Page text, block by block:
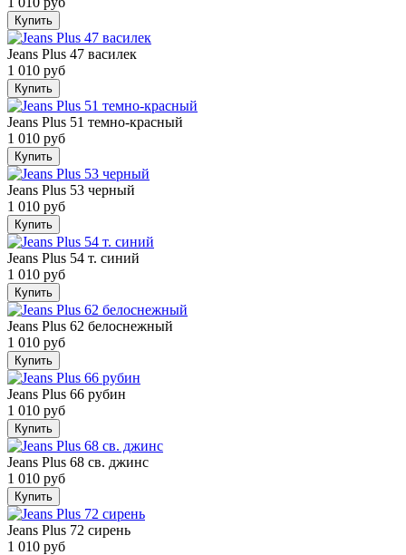
Купить
Jeans Plus 47 василек
1 010 руб
Купить
Jeans Plus 51 темно-красный
1 010 руб
Купить
Jeans Plus 53 черный
1 010 руб
Купить
Jeans Plus 54 т. синий
1 010 руб
Купить
Jeans Plus 62 белоснежный
1 010 руб
Купить
Jeans Plus 66 рубин
1 010 руб
Купить
Jeans Plus 68 св. джинс
1 010 руб
Купить
Jeans Plus 72 сирень
1 010 руб